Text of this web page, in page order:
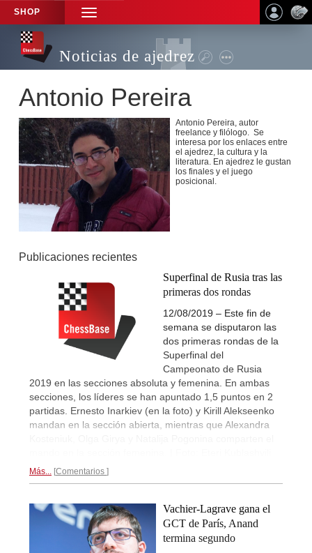
SHOP
TOGGLE
NAVIGATION
Noticias de ajedrez
Antonio Pereira
Antonio Pereira, autor
freelance y filólogo. Se
interesa por los enlaces entre
el ajedrez, la cultura y la
literatura. En ajedrez le gustan
los finales y el juego
posicional.
Publicaciones recientes
Superfinal de Rusia tras las
primeras dos rondas
12/08/2019 – Este fin de
semana se disputaron las
dos primeras rondas de la
Superfinal del
Campeonato de Rusia
2019 en las secciones absoluta y femenina. En ambas
secciones, los líderes se han apuntado 1,5 puntos en 2
partidas. Ernesto Inarkiev (en la foto) y Kirill Alekseenko
mandan en la sección abierta, mientras que Alexandra
Más... Comentarios
Vachier-Lagrave gana el
GCT de París, Anand
termina segundo